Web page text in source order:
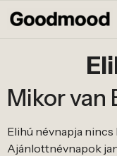
Mikor van
Elihú névnapja nincs
Ajánlottnévnapok